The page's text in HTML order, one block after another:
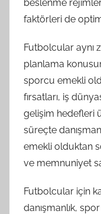
beslenme
faktörleri de
Futbolcular aynı
planlama
sporcu emekli
fırsatları, iş
gelişim hedefleri
süreçte
emekli olduktan
ve memnuniyet
Futbolcular için
danışmanlık,